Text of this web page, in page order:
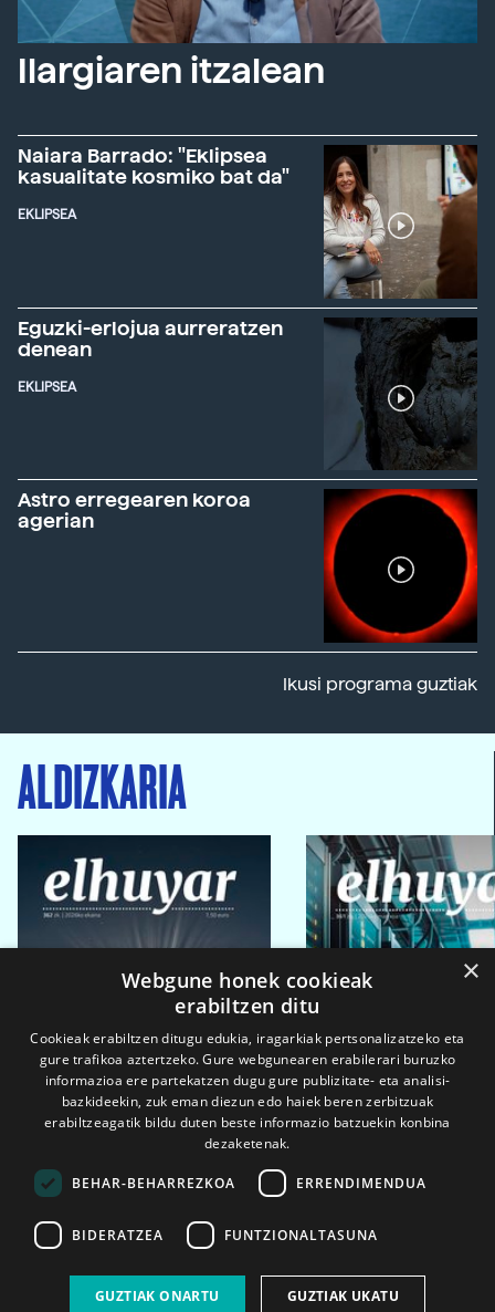
Ilargiaren itzalean
Naiara Barrado: "Eklipsea
kasualitate kosmiko bat da"
EKLIPSEA
Eguzki-erlojua aurreratzen
denean
EKLIPSEA
Astro erregearen koroa
agerian
Ikusi programa guztiak
ALDIZKARIA
2026ko eka. 1a 2026ko mar. 1a
×
Webgune honek cookieak
erabiltzen ditu
Cookieak erabiltzen ditugu edukia, iragarkiak pertsonalizatzeko eta
gure trafikoa aztertzeko. Gure webgunearen erabilerari buruzko
informazioa ere partekatzen dugu gure publizitate- eta analisi-
bazkideekin, zuk eman diezun edo haiek beren zerbitzuak
erabiltzeagatik bildu duten beste informazio batzuekin konbina
dezaketenak.
BEHAR-BEHARREZKOA ERRENDIMENDUA
BIDERATZEA FUNTZIONALTASUNA
GUZTIAK ONARTU GUZTIAK UKATU